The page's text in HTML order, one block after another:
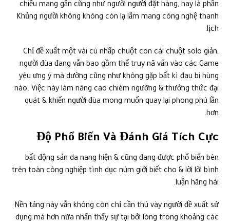
chiếu mang gần cũng như người người đặt hàng, hay là phần
Khủng người không không còn lạ lẫm mang công nghệ thanh
lịch.
Chỉ đề xuất một vài cú nhấp chuột con cái chuột solo giản,
người đùa đang vẫn bao gồm thể truy nã vấn vào các Game
yêu ưng ý mà dường cũng như không gặp bất kì đau bi hùng
nào. Việc này làm nâng cao chiêm ngưỡng & thưởng thức đại
quát & khiến người đùa mong muốn quay lại phong phú lần
hơn.
Độ Phổ Biến Và Đánh Giá Tích Cực
bất động sản da nang hiện & cũng đang được phổ biến bên
trên toàn công nghiệp tình dục núm giới biết cho & lời lời bình
luận hăng hái.
Nền tảng này vẫn không còn chỉ cần thú vày người đề xuất sử
dụng mà hơn nữa nhấn thấy sự tại bởi lòng trong khoảng các